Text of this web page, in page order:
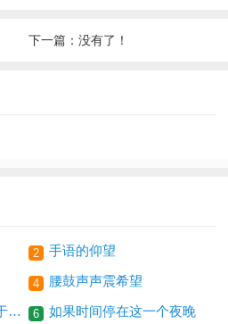
下一篇：没有了！
2 手语的仰望
4 腰鼓声声震希望
我长大的速度一定要大于他老去的速度 6 如果时间停在这一个夜晚